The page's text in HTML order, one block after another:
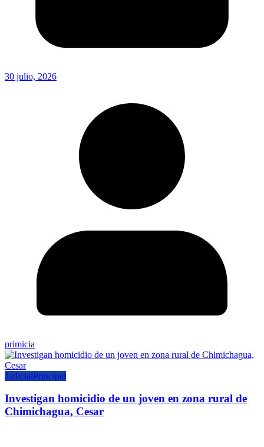
30 julio, 2026
primicia
JudicialPrincipal
Investigan homicidio de un joven en zona rural de
Chimichagua, Cesar